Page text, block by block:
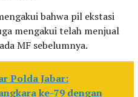
bahwa pil ekstasi
mengakui telah menjual
MF sebelumnya.
Polda Jabar:
ke-79 dengan